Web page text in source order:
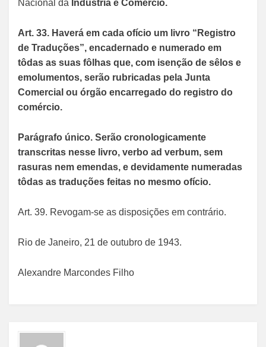
Nacional da Indústria e Comércio.
Art. 33. Haverá em cada ofício um livro “Registro
de Traduções”, encadernado e numerado em
tôdas as suas fôlhas que, com isenção de sêlos e
emolumentos, serão rubricadas pela Junta
Comercial ou órgão encarregado do registro do
comércio.
Parágrafo único. Serão cronologicamente
transcritas nesse livro, verbo ad verbum, sem
rasuras nem emendas, e devidamente numeradas
tôdas as traduções feitas no mesmo ofício.
Art. 39. Revogam-se as disposições em contrário.
Rio de Janeiro, 21 de outubro de 1943.
Alexandre Marcondes Filho